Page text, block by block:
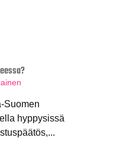
Suomen
hyppysissä